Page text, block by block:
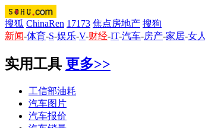
搜狐 ChinaRen 17173 焦点房地产 搜狗
新闻-体育-S-娱乐-V-财经-IT-汽车-房产-家居-女人
实用工具 更多>>
工信部油耗
汽车图片
汽车报价